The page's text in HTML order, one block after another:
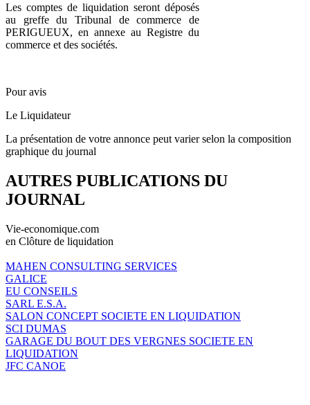
Les comptes de liquidation seront déposés
au greffe du Tribunal de commerce de
PERIGUEUX, en annexe au Registre du
commerce et des sociétés.
Pour avis
Le Liquidateur
La présentation de votre annonce peut varier selon la composition
graphique du journal
AUTRES PUBLICATIONS DU
JOURNAL
Vie-economique.com
en Clôture de liquidation
MAHEN CONSULTING SERVICES
GALICE
EU CONSEILS
SARL E.S.A.
SALON CONCEPT SOCIETE EN LIQUIDATION
SCI DUMAS
GARAGE DU BOUT DES VERGNES SOCIETE EN
LIQUIDATION
JFC CANOE